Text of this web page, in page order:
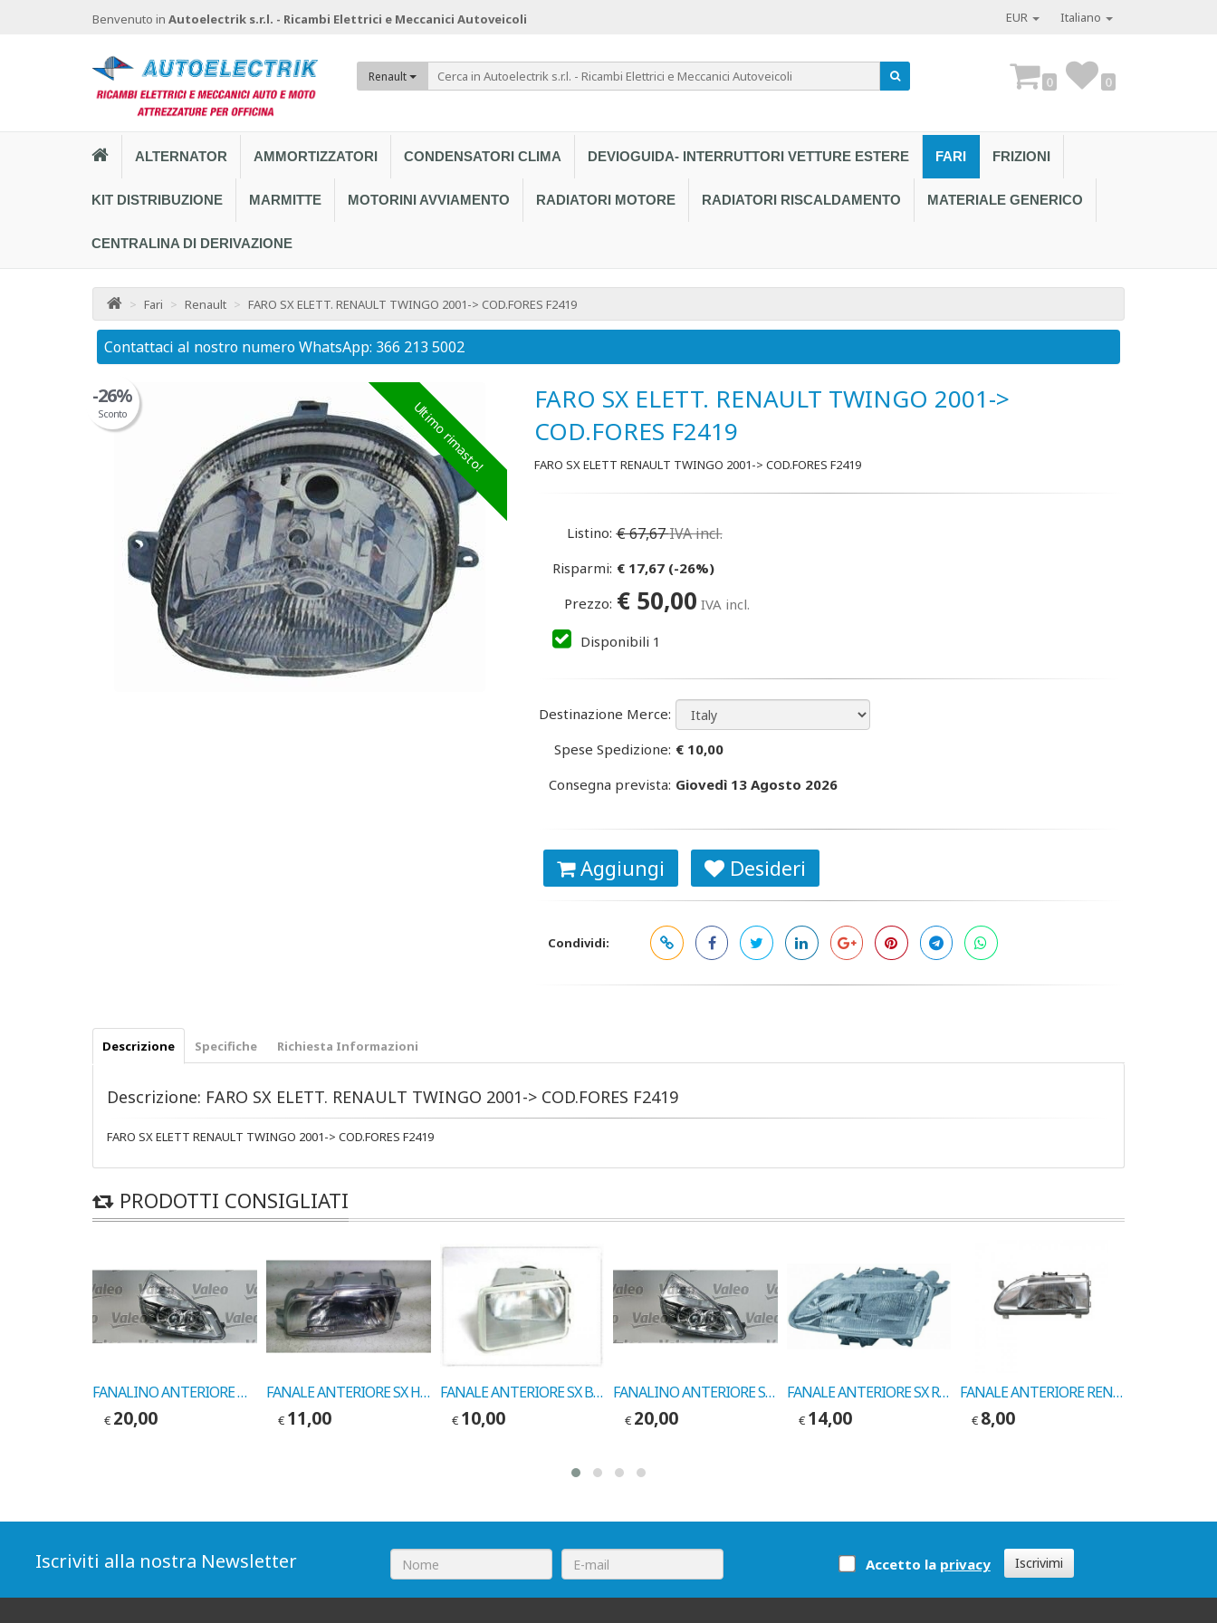
Benvenuto in Autoelectrik s.r.l. - Ricambi Elettrici e Meccanici Autoveicoli EUR Italiano
Renault 0 0
ALTERNATOR AMMORTIZZATORI CONDENSATORI CLIMA DEVIOGUIDA- INTERRUTTORI VETTURE ESTERE FARI FRIZIONI
KIT DISTRIBUZIONE MARMITTE MOTORINI AVVIAMENTO RADIATORI MOTORE RADIATORI RISCALDAMENTO MATERIALE GENERICO
CENTRALINA DI DERIVAZIONE
> Fari > Renault > FARO SX ELETT. RENAULT TWINGO 2001-> COD.FORES F2419
Contattaci al nostro numero WhatsApp: 366 213 5002
-26%
Sconto Ultimo rimasto!
FARO SX ELETT. RENAULT TWINGO 2001->
COD.FORES F2419
FARO SX ELETT RENAULT TWINGO 2001-> COD.FORES F2419
Listino: €67,67IVA incl.
Risparmi: € 17,67(-26%)
Prezzo: € 50,00 IVA incl.
Disponibili 1
Destinazione Merce:
Spese Spedizione: € 10,00
Consegna prevista: Giovedì 13 Agosto 2026
Aggiungi Desideri
Condividi:
Descrizione Specifiche Richiesta Informazioni
Descrizione: FARO SX ELETT. RENAULT TWINGO 2001-> COD.FORES F2419
FARO SX ELETT RENAULT TWINGO 2001-> COD.FORES F2419
PRODOTTI CONSIGLIATI
FANALINO ANTERIORE DX RENAULT ESPACE 07/88-> COD. VALEO 083162
€ 20,00
FANALE ANTERIORE SX H4 RENAULT 21 COD. VALEO 083137
€ 11,00
FANALE ANTERIORE SX BIANCO RENAULT 18 COD. VALEO 082055
€ 10,00
FANALINO ANTERIORE SX RENAULT ESPACE 07/88-> COD. VALEO 083161
€ 20,00
FANALE ANTERIORE SX RENAULT LAGUNA 94-> COD. LEART 20215000
€ 14,00
FANALE ANTERIORE RENAULT 11/RENAULT 19 COD. LEART 20194022
€ 8,00
Iscriviti alla nostra Newsletter Accetto la privacy Iscrivimi